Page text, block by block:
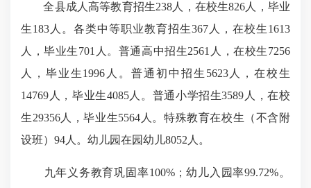
全县成人高等教育招生238人，在校生826人，毕业
生183人。各类中等职业教育招生367人，在校生1613
人，毕业生701人。普通高中招生2561人，在校生7256
人，毕业生1996人。普通初中招生5623人，在校生
14769人，毕业生4085人。普通小学招生3589人，在校
生29356人，毕业生5564人。特殊教育在校生（不含附
设班）94人。幼儿园在园幼儿8052人。
九年义务教育巩固率100%；幼儿入园率99.72%。